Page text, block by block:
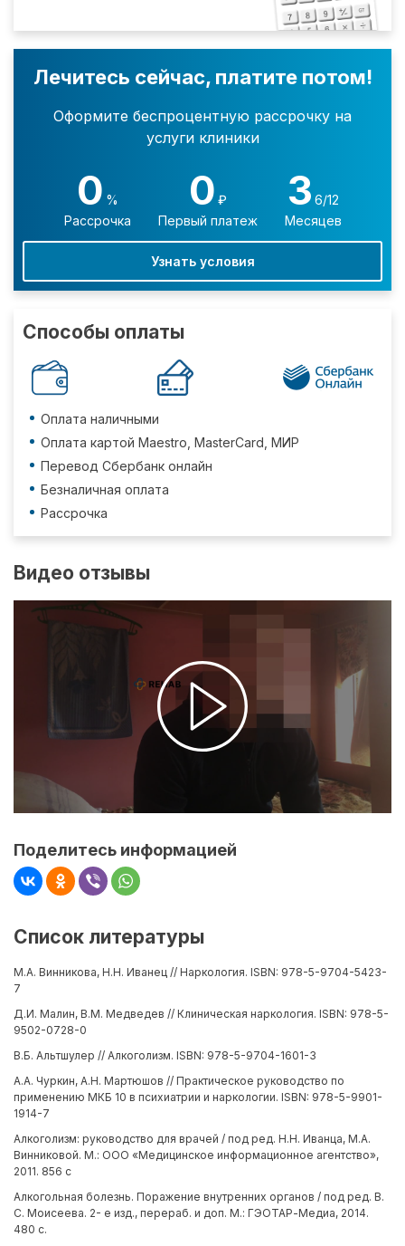
Лечитесь сейчас, платите потом!
Оформите беспроцентную рассрочку на
услуги клиники
0 %
Рассрочка
0 ₽
Первый платеж
3 6/12
Месяцев
Узнать условия
Способы оплаты
Оплата наличными
Оплата картой Maestro, MasterCard, МИР
Перевод Сбербанк онлайн
Безналичная оплата
Рассрочка
Видео отзывы
Поделитесь информацией
Список литературы
М.А. Винникова, Н.Н. Иванец // Наркология. ISBN: 978-5-9704-5423-
7
Д.И. Малин, В.М. Медведев // Клиническая наркология. ISBN: 978-5-
9502-0728-0
В.Б. Альтшулер // Алкоголизм. ISBN: 978-5-9704-1601-3
А.А. Чуркин, А.Н. Мартюшов // Практическое руководство по
применению МКБ 10 в психиатрии и наркологии. ISBN: 978-5-9901-
1914-7
Алкоголизм: руководство для врачей / под ред. Н.Н. Иванца, М.А.
Винниковой. М.: ООО «Медицинское информационное агентство»,
2011. 856 с
Алкогольная болезнь. Поражение внутренних органов / под ред. В.
С. Моисеева. 2- е изд., перераб. и доп. М.: ГЭОТАР-Медиа, 2014.
480 с.